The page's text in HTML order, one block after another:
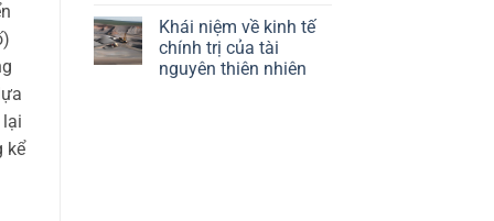
kể
công
đoàn
trong
nền
kinh
bình
luận
ở
Định
Khái niệm về kinh tế
chính trị của tài
nguyên thiên nhiên